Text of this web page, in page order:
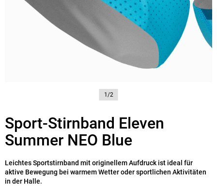
1/2
Sport-Stirnband Eleven
Summer NEO Blue
Leichtes Sportstirnband mit originellem Aufdruck ist ideal für
aktive Bewegung bei warmem Wetter oder sportlichen Aktivitäten
in der Halle.